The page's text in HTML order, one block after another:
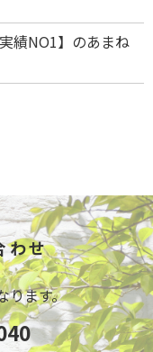
績NO1】のあまね
わせ
ります。